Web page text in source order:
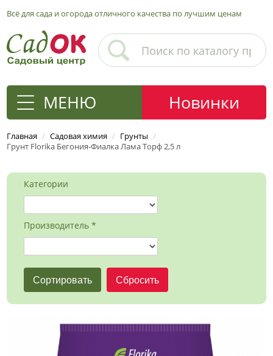
Всё для сада и огорода отличного качества по лучшим ценам
МЕНЮ Новинки
Главная / Садовая химия / Грунты /
Грунт Florika Бегония-Фиалка Лама Торф 2,5 л
Категории
Производитель *